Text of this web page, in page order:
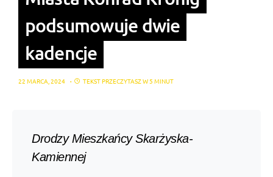
podsumowuje dwie
kadencje
22 MARCA, 2024 TEKST PRZECZYTASZ W 5 MINUT
Drodzy Mieszkańcy Skarżyska-
Kamiennej